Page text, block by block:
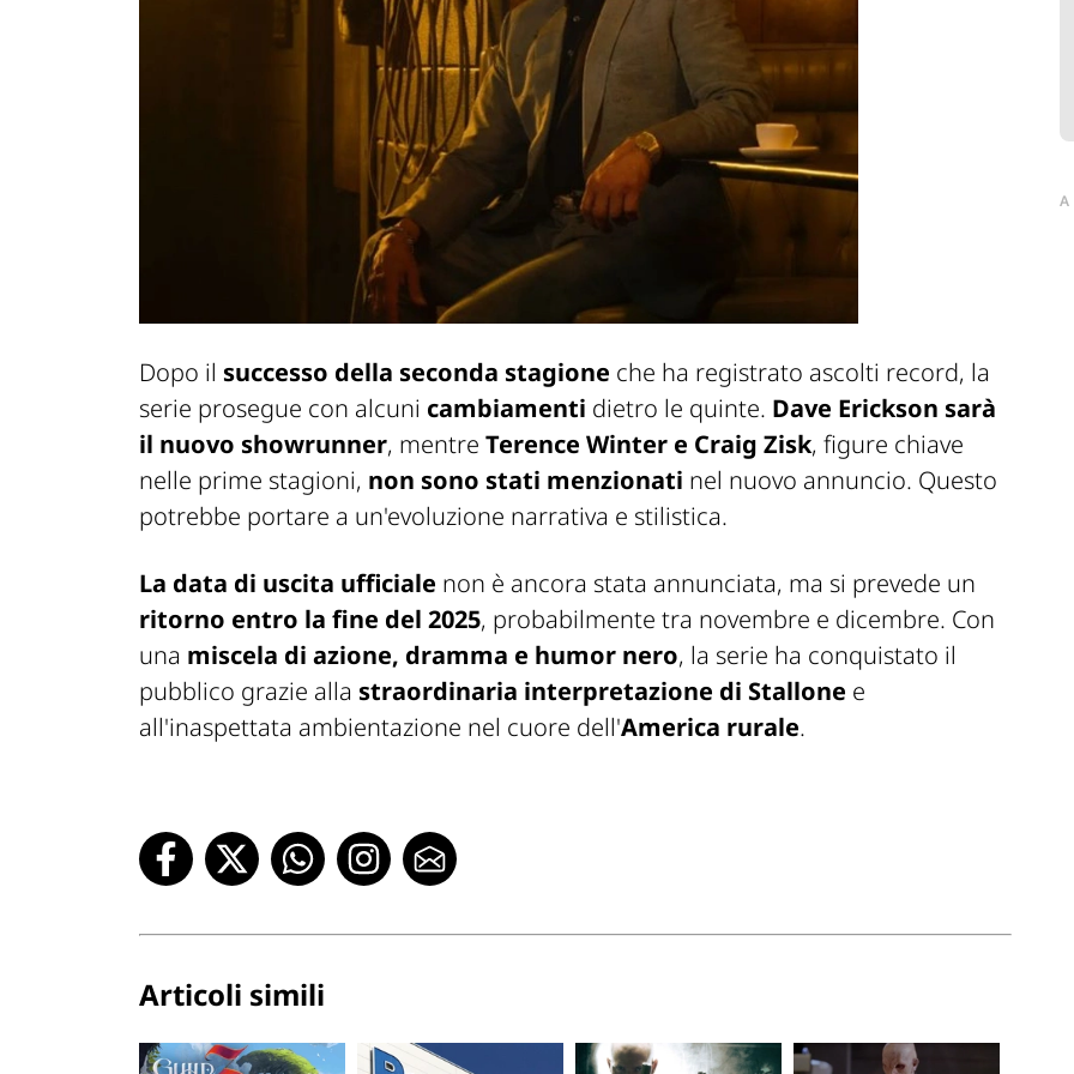
Dopo il successo della seconda stagione che ha registrato ascolti record, la
serie prosegue con alcuni cambiamenti dietro le quinte. Dave Erickson sarà
il nuovo showrunner, mentre Terence Winter e Craig Zisk, figure chiave
nelle prime stagioni, non sono stati menzionati nel nuovo annuncio. Questo
potrebbe portare a un'evoluzione narrativa e stilistica.
La data di uscita ufficiale non è ancora stata annunciata, ma si prevede un
ritorno entro la fine del 2025, probabilmente tra novembre e dicembre. Con
una miscela di azione, dramma e humor nero, la serie ha conquistato il
pubblico grazie alla straordinaria interpretazione di Stallone e
all'inaspettata ambientazione nel cuore dell'America rurale.
Articoli simili